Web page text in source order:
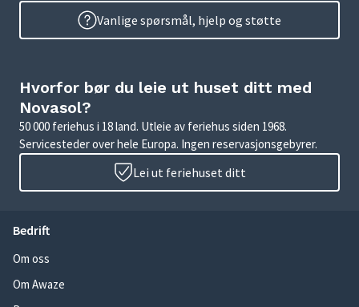
Vanlige spørsmål, hjelp og støtte
Hvorfor bør du leie ut huset ditt med
Novasol?
50 000 feriehus i 18 land. Utleie av feriehus siden 1968.
Servicesteder over hele Europa. Ingen reservasjonsgebyrer.
Lei ut feriehuset ditt
Bedrift
Om oss
Om Awaze